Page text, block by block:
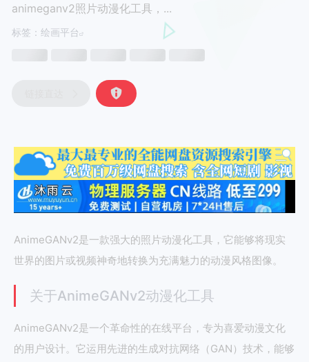
animeganv2照片动漫化工具，...
标签： 绘画平台
AnimeGANv2是一款强大的照片动漫化工具，它能够将现实
世界的图片或视频神奇地转换为充满魅力的动漫风格图像。
关于AnimeGANv2动漫化工具
AnimeGANv2是一个革命性的在线平台，专为喜爱动漫文化
的用户设计。它运用先进的生成对抗网络（GAN）技术，能够